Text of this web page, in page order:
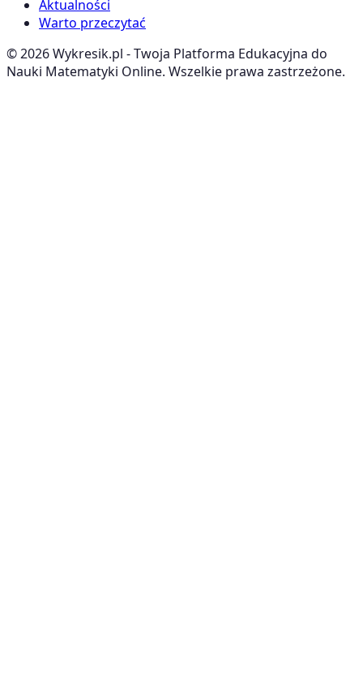
Aktualności
Warto przeczytać
©2026Wykresik.pl - Twoja Platforma Edukacyjna do
Nauki Matematyki Online. Wszelkie prawa zastrzeżone.